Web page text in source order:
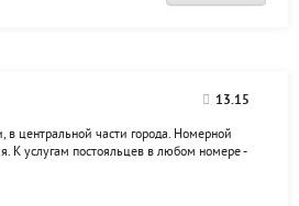
13.15
центральной части города. Номерной
К услугам постояльцев в любом номере -
конференц-зал с современным